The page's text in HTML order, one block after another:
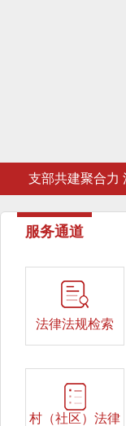
支部共建聚合力
服务通道
法律法规检索
村（社区）法律